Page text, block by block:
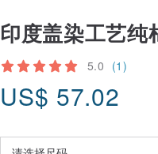
印度盖染工艺
5.0 (1)
US$ 57.02